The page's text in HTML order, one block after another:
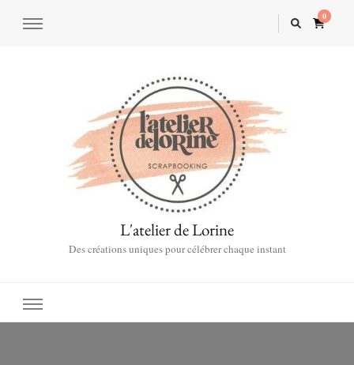
0
L'atelier de Lorine
Des créations uniques pour célébrer chaque instant